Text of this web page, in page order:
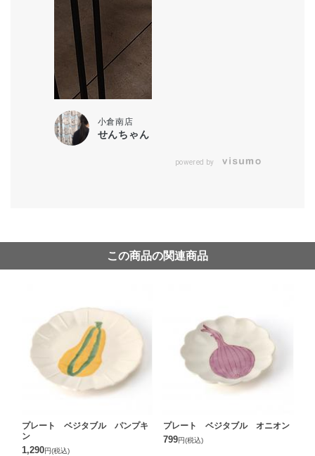
小倉南店
せんちゃん
powered by
この商品の関連商品
プレート ベジタブル パンプキ
ン
1,290円(税込)
プレート ベジタブル オニオン
799円(税込)